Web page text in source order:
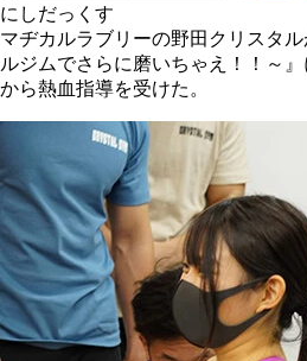
にしだっくす
マヂカルラブリーの野田クリスタ
ルジムでさらに磨いちゃえ！！～
から熱血指導を受けた。